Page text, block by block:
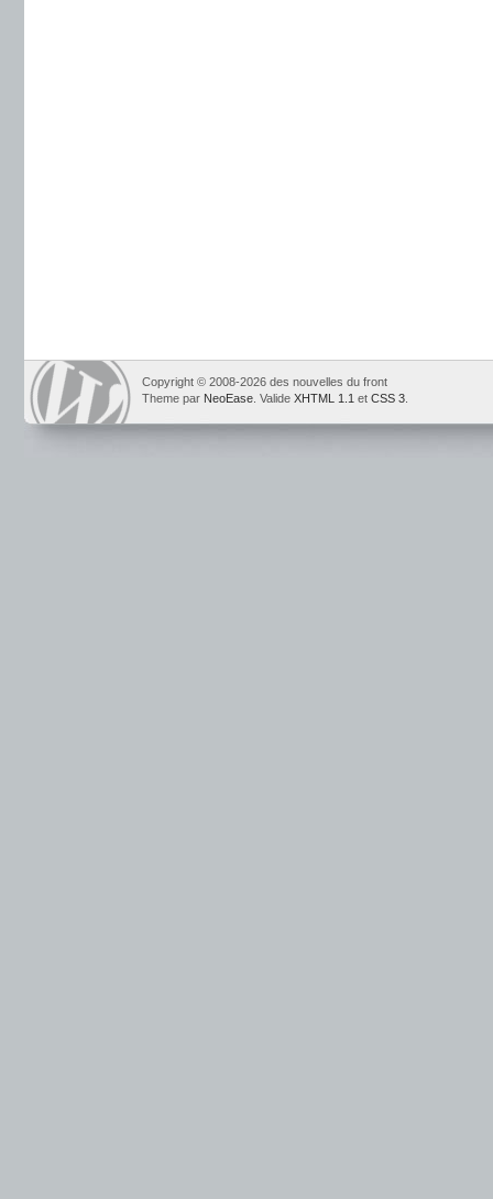
Copyright © 2008-2026 des nouvelles du front
Theme par NeoEase . Valide XHTML 1.1 et CSS 3